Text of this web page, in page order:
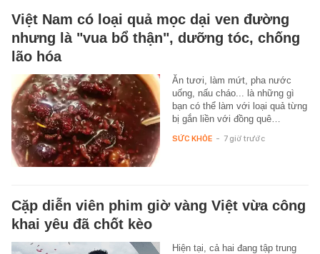
Việt Nam có loại quả mọc dại ven đường
nhưng là "vua bổ thận", dưỡng tóc, chống
lão hóa
Ăn tươi, làm mứt, pha nước
uống, nấu cháo... là những gì
bạn có thể làm với loại quả từng
bị gắn liền với đồng quê…
SỨC KHỎE - 7 giờ trước
Cặp diễn viên phim giờ vàng Việt vừa công
khai yêu đã chốt kèo
Hiện tại, cả hai đang tập trung